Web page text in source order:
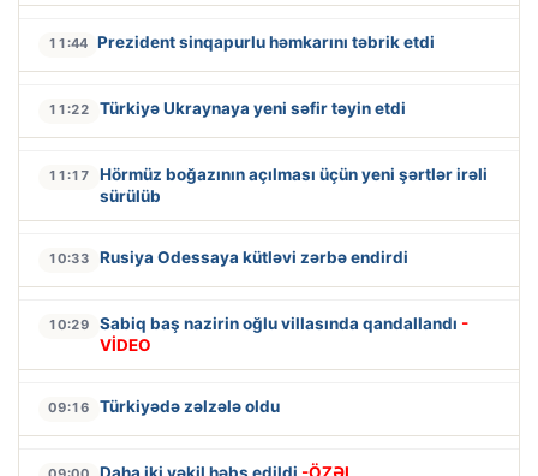
11:44 Prezident sinqapurlu həmkarını təbrik etdi
11:22 Türkiyə Ukraynaya yeni səfir təyin etdi
11:17
Hörmüz boğazının açılması üçün yeni şərtlər irəli
sürülüb
10:33 Rusiya Odessaya kütləvi zərbə endirdi
10:29 Sabiq baş nazirin oğlu villasında qandallandı -
VİDEO
09:16 Türkiyədə zəlzələ oldu
Daha iki vəkil həbs edildi -ÖZƏL